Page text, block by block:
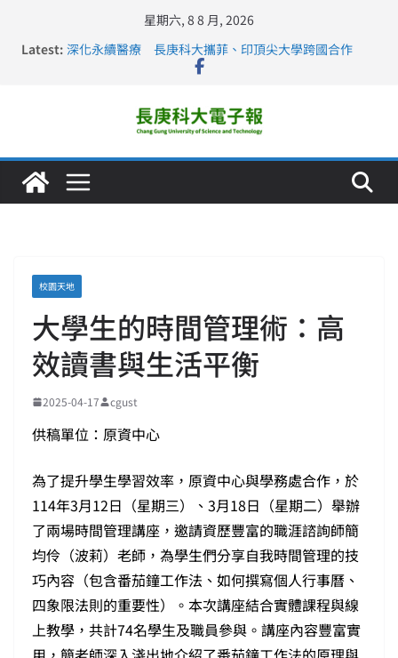
星期六, 8 8 月, 2026
Latest: 深化永續醫療 長庚科大攜菲、印頂尖大學跨國合作
長庚科大訪凱瑟醫療集團、美容學校收穫豐
仁德醫專與長庚科大締結策略聯盟 培育護理尖兵
長庚科大連四年穩居《遠見》醫學大學第5名 辦學實力再
校園天地
大學生的時間管理術：高
效讀書與生活平衡
2025-04-17 cgust
供稿單位：原資中心
為了提升學生學習效率，原資中心與學務處合作，於
114年3月12日（星期三）、3月18日（星期二）舉辦
了兩場時間管理講座，邀請資歷豐富的職涯諮詢師簡
均伶（波莉）老師，為學生們分享自我時間管理的技
巧內容（包含番茄鐘工作法、如何撰寫個人行事曆、
四象限法則的重要性）。本次講座結合實體課程與線
上教學，共計74名學生及職員參與。講座內容豐富實